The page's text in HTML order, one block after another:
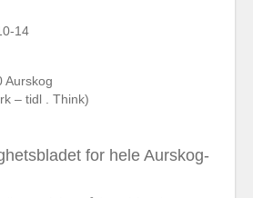
14
Aurskog
– tidl . Think)
for hele Aurskog-